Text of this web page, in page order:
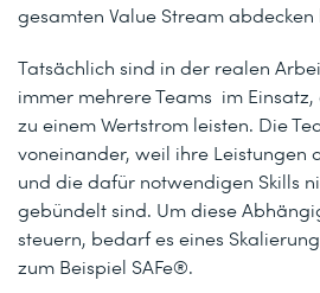
gesamten Value Stream abdecken
Tatsächlich sind in der realen
immer mehrere Teams im
zu einem Wertstrom leisten. Die
voneinander, weil ihre Leistungen
und die dafür notwendigen Skills
gebündelt sind. Um diese
steuern, bedarf es eines
zum Beispiel SAFe®.